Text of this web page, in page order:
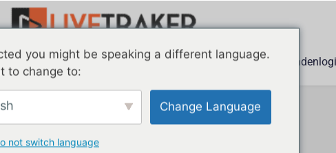
Forum Geschäft Infocenter
you might be speaking a different language.
to change to:
Change Language
not switch language